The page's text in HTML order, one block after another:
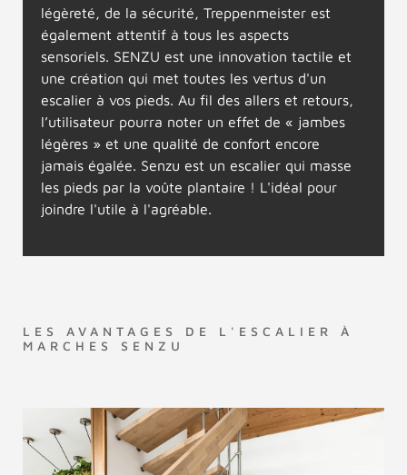
légèreté, de la sécurité, Treppenmeister est
également attentif à tous les aspects
sensoriels. SENZU est une innovation tactile et
une création qui met toutes les vertus d'un
escalier à vos pieds. Au fil des allers et retours,
l’utilisateur pourra noter un effet de « jambes
légères » et une qualité de confort encore
jamais égalée. Senzu est un escalier qui masse
les pieds par la voûte plantaire ! L'idéal pour
joindre l'utile à l'agréable.
LES AVANTAGES DE L'ESCALIER À
MARCHES SENZU